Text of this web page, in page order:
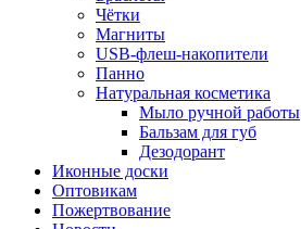
Чётки
Магниты
USB-флеш-накопители
Панно
Натуральная косметика
Мыло ручной работы
Бальзам для губ
Дезодорант
Иконные доски
Оптовикам
Пожертвование